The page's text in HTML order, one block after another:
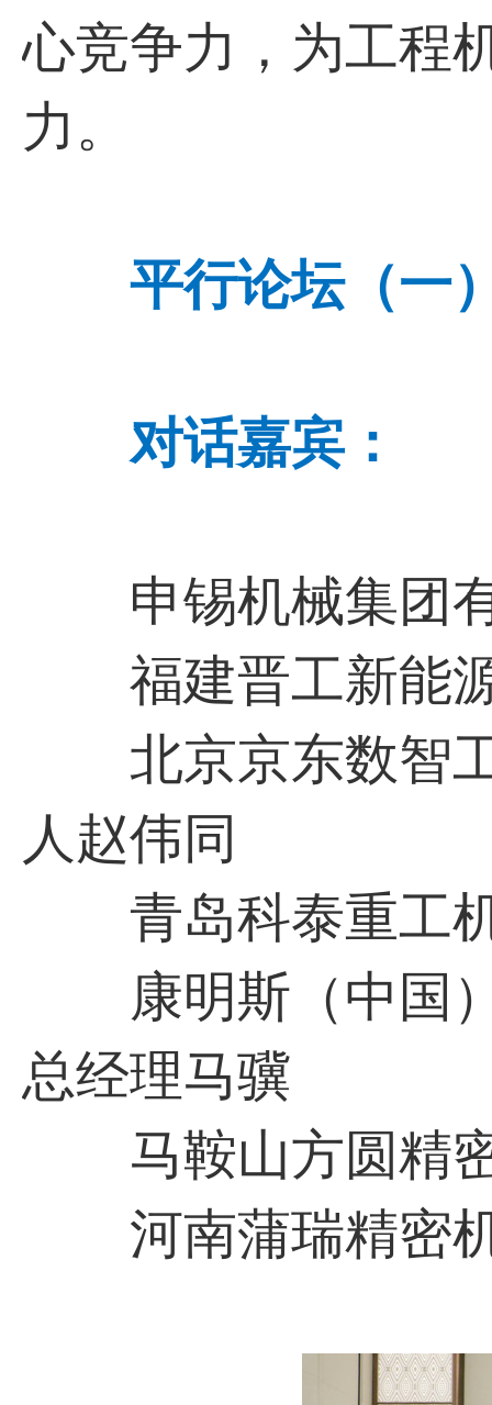
心竞争力，为工程
力。
平行论坛（一
对话嘉宾：
申锡机械集团有
福建晋工新能源
北京京东数智工
人赵伟同
青岛科泰重工机
康明斯（中国）
总经理马骥
马鞍山方圆精密
河南蒲瑞精密机